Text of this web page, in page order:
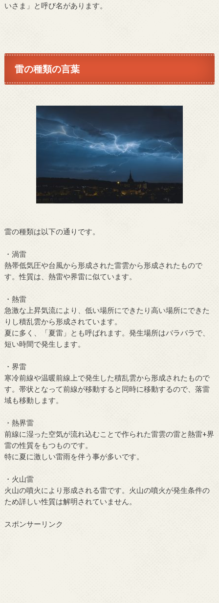
いさま」と呼び名があります。
雷の種類の言葉
雷の種類は以下の通りです。
・渦雷
熱帯低気圧や台風から形成された雷雲から形成されたもので
す。性質は、熱雷や界雷に似ています。
・熱雷
急激な上昇気流により、低い場所にできたり高い場所にできた
りし積乱雲から形成されています。
夏に多く、「夏雷」とも呼ばれます。発生場所はバラバラで、
短い時間で発生します。
・界雷
寒冷前線や温暖前線上で発生した積乱雲から形成されたもので
す。帯状となって前線が移動すると同時に移動するので、落雷
域も移動します。
・熱界雷
前線に湿った空気が流れ込むことで作られた雷雲の雷と熱雷+界
雷の性質をもつものです。
特に夏に激しい雷雨を伴う事が多いです。
・火山雷
火山の噴火により形成される雷です。火山の噴火が発生条件の
ため詳しい性質は解明されていません。
スポンサーリンク